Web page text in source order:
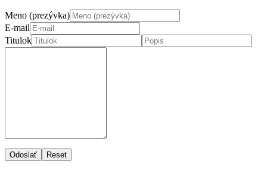
Meno (prezývka)
E-mail
Titulok
Odoslať Reset